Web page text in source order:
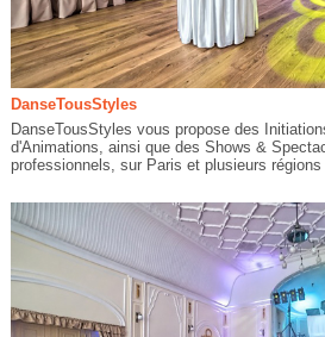
DanseTousStyles
DanseTousStyles vous propose des
d'Animations, ainsi que des Shows &
professionnels, sur Paris et plusieurs